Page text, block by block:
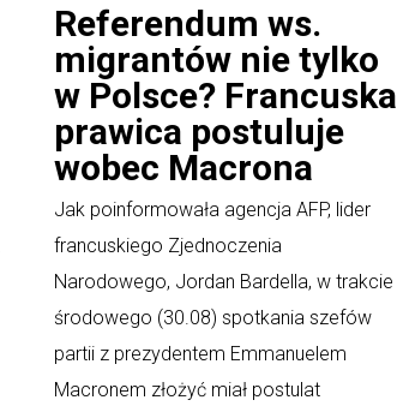
Referendum ws.
migrantów nie tylko
w Polsce? Francuska
prawica postuluje
wobec Macrona
Jak poinformowała agencja AFP, lider
francuskiego Zjednoczenia
Narodowego, Jordan Bardella, w trakcie
środowego (30.08) spotkania szefów
partii z prezydentem Emmanuelem
Macronem złożyć miał postulat